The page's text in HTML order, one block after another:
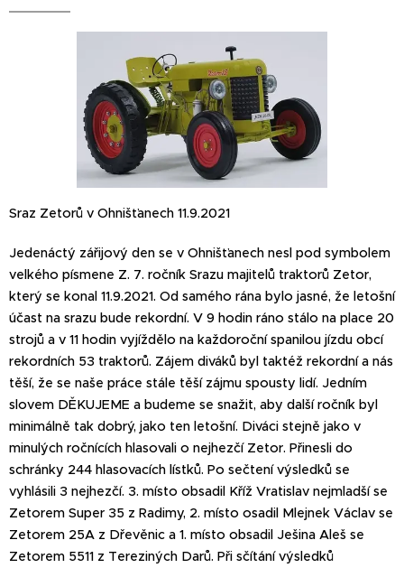
Sraz Zetorů v Ohnišťanech 11.9.2021
Jedenáctý zářijový den se v Ohnišťanech nesl pod symbolem
velkého písmene Z. 7. ročník Srazu majitelů traktorů Zetor,
který se konal 11.9.2021. Od samého rána bylo jasné, že letošní
účast na srazu bude rekordní. V 9 hodin ráno stálo na place 20
strojů a v 11 hodin vyjíždělo na každoroční spanilou jízdu obcí
rekordních 53 traktorů. Zájem diváků byl taktéž rekordní a nás
těší, že se naše práce stále těší zájmu spousty lidí. Jedním
slovem DĚKUJEME a budeme se snažit, aby další ročník byl
minimálně tak dobrý, jako ten letošní. Diváci stejně jako v
minulých ročnících hlasovali o nejhezčí Zetor. Přinesli do
schránky 244 hlasovacích lístků. Po sečtení výsledků se
vyhlásili 3 nejhezčí. 3. místo obsadil Kříž Vratislav nejmladší se
Zetorem Super 35 z Radimy, 2. místo osadil Mlejnek Václav se
Zetorem 25A z Dřevěnic a 1. místo obsadil Ješina Aleš se
Zetorem 5511 z Tereziných Darů. Při sčítání výsledků